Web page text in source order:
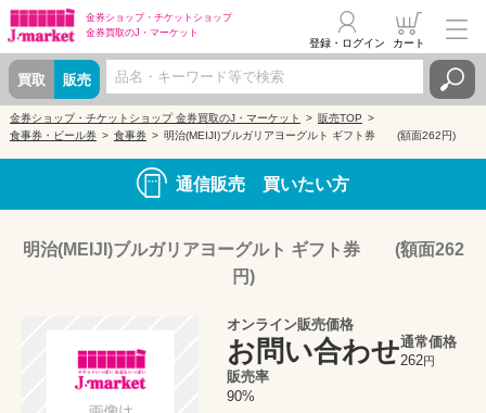
金券ショップ・ チケットショップ
金券買取のJ・マーケット
買取 販売
登録・ログイン カート
金券ショップ・チケットショップ 金券買取のJ・マーケット
販売TOP
食事券・ビール券
食事券 明治(MEIJI)ブルガリアヨーグルト ギフト券 (額面262円)
通信販売 買いたい方
明治(MEIJI)ブルガリアヨーグルト ギフト券 (額面262
円)
オンライン販売価格
お問い合わせ通常価格
262円
販売率
90%